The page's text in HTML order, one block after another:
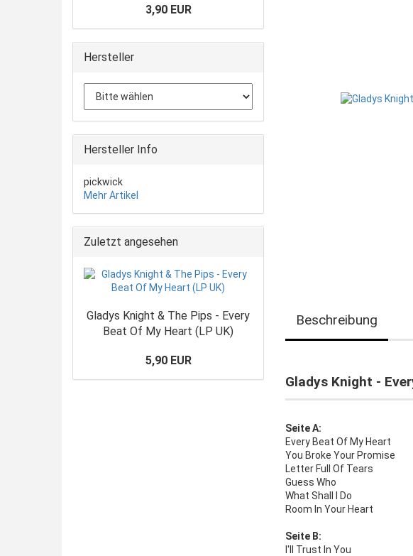
Beschreibung
Gladys Knight -
Seite A:
Every Beat Of My Heart
You Broke Your Promise
Letter Full Of Tears
Guess Who
What Shall I Do
Room In Your Heart
Seite B:
I'll Trust In You
3,90 EUR
Hersteller
Hersteller Info
pickwick
Mehr Artikel
Zuletzt angesehen
Gladys Knight & The Pips - Every
Beat Of My Heart (LP UK)
5,90 EUR